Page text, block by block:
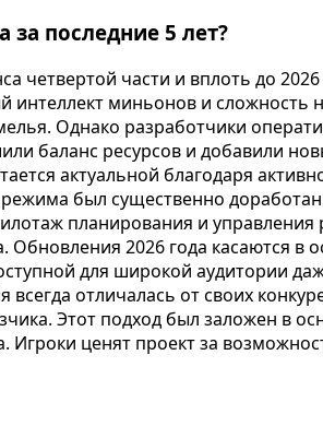
за последние 5 лет?
четвертой части и вплоть до
интеллект миньонов и
Однако разработчики
баланс ресурсов и добавили
актуальной благодаря
был существенно
планирования и управления
Обновления 2026 года касаются
для широкой аудитории
всегда отличалась от своих
Этот подход был заложен в
Игроки ценят проект за